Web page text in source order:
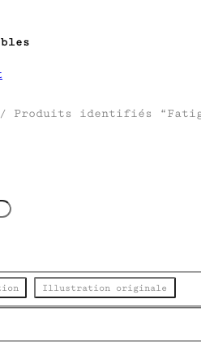
Produits identifiés
Illustration originale